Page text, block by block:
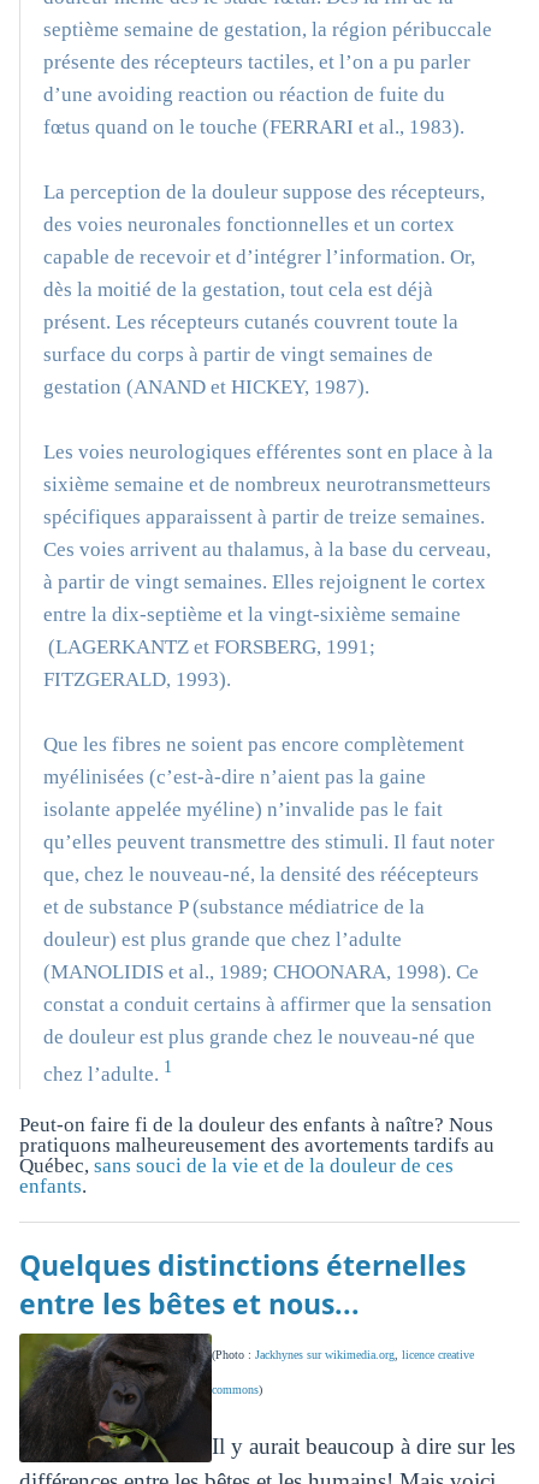
septième semaine de gestation, la région péribuccale
présente des récepteurs tactiles, et l’on a pu parler
d’une avoiding reaction ou réaction de fuite du
fœtus quand on le touche (FERRARI et al., 1983).
La perception de la douleur suppose des récepteurs,
des voies neuronales fonctionnelles et un cortex
capable de recevoir et d’intégrer l’information. Or,
dès la moitié de la gestation, tout cela est déjà
présent. Les récepteurs cutanés couvrent toute la
surface du corps à partir de vingt semaines de
gestation (ANAND et HICKEY, 1987).
Les voies neurologiques efférentes sont en place à la
sixième semaine et de nombreux neurotransmetteurs
spécifiques apparaissent à partir de treize semaines.
Ces voies arrivent au thalamus, à la base du cerveau,
à partir de vingt semaines. Elles rejoignent le cortex
entre la dix-septième et la vingt-sixième semaine
(LAGERKANTZ et FORSBERG, 1991;
FITZGERALD, 1993).
Que les fibres ne soient pas encore complètement
myélinisées (c’est-à-dire n’aient pas la gaine
isolante appelée myéline) n’invalide pas le fait
qu’elles peuvent transmettre des stimuli. Il faut noter
que, chez le nouveau-né, la densité des réécepteurs
et de substance P (substance médiatrice de la
douleur) est plus grande que chez l’adulte
(MANOLIDIS et al., 1989; CHOONARA, 1998). Ce
constat a conduit certains à affirmer que la sensation
de douleur est plus grande chez le nouveau-né que
chez l’adulte. 1
Peut-on faire fi de la douleur des enfants à naître? Nous
pratiquons malheureusement des avortements tardifs au
Québec, sans souci de la vie et de la douleur de ces
enfants.
Quelques distinctions éternelles
entre les bêtes et nous...
(Photo : Jackhynes sur wikimedia.org, licence creative
commons)
Il y aurait beaucoup à dire sur les